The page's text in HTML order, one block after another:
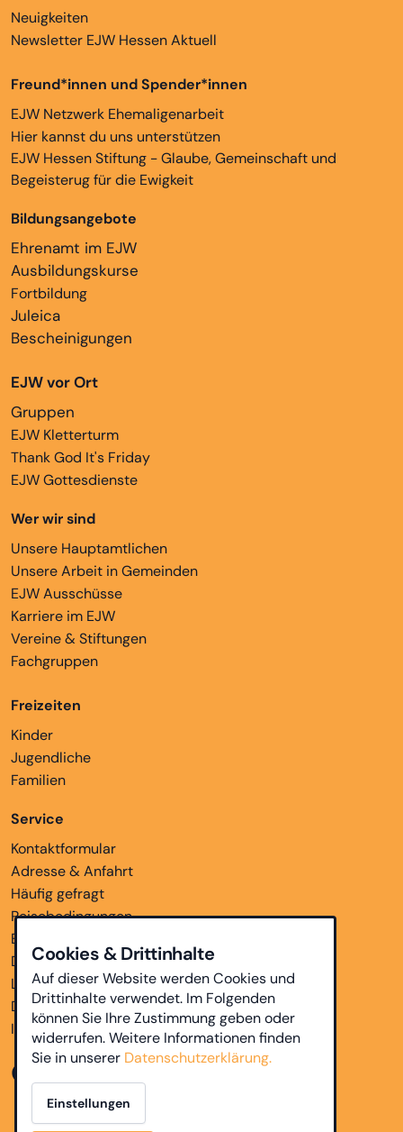
Neuigkeiten
Newsletter EJW Hessen Aktuell
Freund*innen und Spender*innen
EJW Netzwerk Ehemaligenarbeit
Hier kannst du uns unterstützen
EJW Hessen Stiftung - Glaube, Gemeinschaft und
Begeisterug für die Ewigkeit
Bildungsangebote
Ehrenamt im EJW
Ausbildungskurse
Fortbildung
Juleica
Bescheinigungen
EJW vor Ort
Gruppen
EJW Kletterturm
Thank God It's Friday
EJW Gottesdienste
Wer wir sind
Unsere Hauptamtlichen
Unsere Arbeit in Gemeinden
EJW Ausschüsse
Karriere im EJW
Vereine & Stiftungen
Fachgruppen
Freizeiten
Kinder
Jugendliche
Familien
Service
Kontaktformular
Adresse & Anfahrt
Häufig gefragt
Reisebedingungen
Bankverbindungen
Downloads
Links
Datenschutz
Impressum
Cookies & Drittinhalte
Auf dieser Website werden Cookies und
Drittinhalte verwendet. Im Folgenden
können Sie Ihre Zustimmung geben oder
widerrufen. Weitere Informationen finden
Sie in unserer Datenschutzerklärung.
Einstellungen